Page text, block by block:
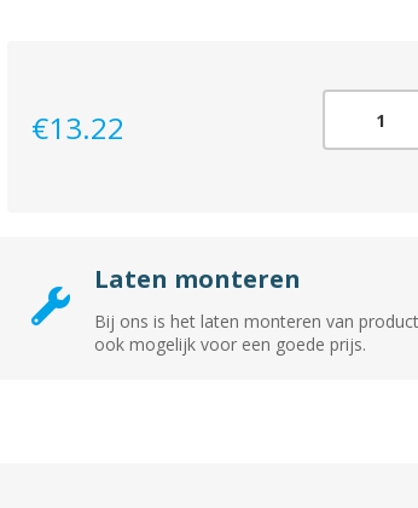
€13.22
1535
Loopslot
zwart
Laten monteren
Bij ons is het laten monteren van
ook mogelijk voor een goede prijs.